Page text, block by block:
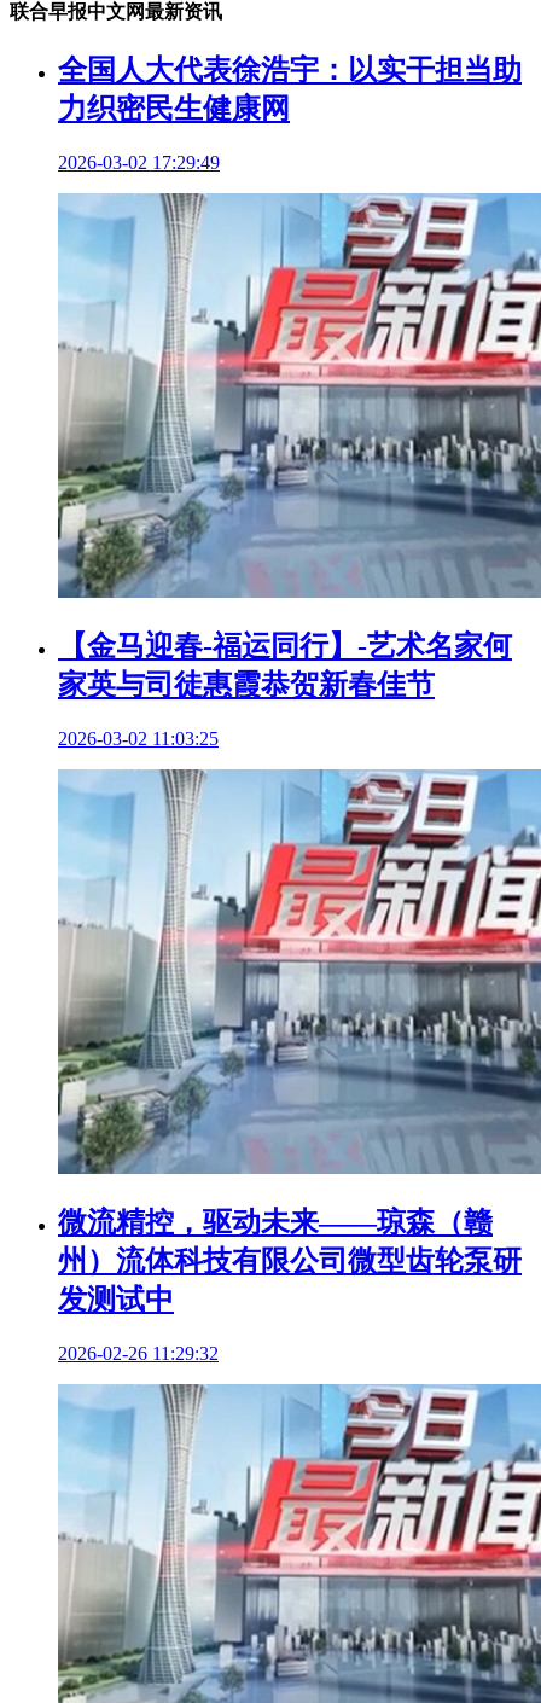
联合早报中文网最新资讯
全国人大代表徐浩宇：以实干担当助
力织密民生健康网
2026-03-02 17:29:49
【金马迎春-福运同行】-艺术名家何
家英与司徒惠霞恭贺新春佳节
2026-03-02 11:03:25
微流精控，驱动未来——琼森（赣
州）流体科技有限公司微型齿轮泵研
发测试中
2026-02-26 11:29:32